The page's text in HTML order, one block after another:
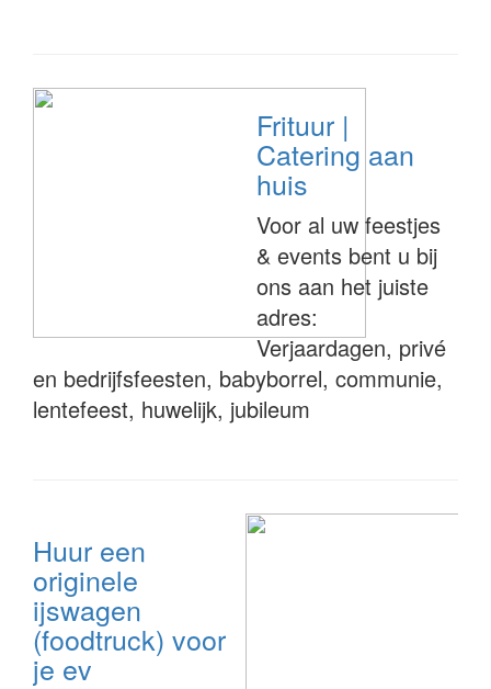
Frituur |
Catering aan
huis
Voor al uw feestjes
& events bent u bij
ons aan het juiste
adres:
Verjaardagen, privé
en bedrijfsfeesten, babyborrel, communie,
lentefeest, huwelijk, jubileum
Huur een
originele
ijswagen
(foodtruck) voor
je ev